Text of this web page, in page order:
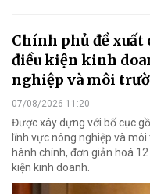
Chính phủ đề
điều kiện kinh
nghiệp và môi
07/08/2026 11:20
Được xây dựng với bố cục
lĩnh vực nông nghiệp và
hành chính, đơn giản hoá
kiện kinh doanh.